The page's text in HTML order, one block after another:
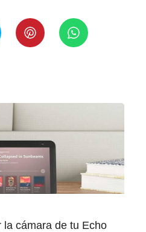
cámara de tu Echo